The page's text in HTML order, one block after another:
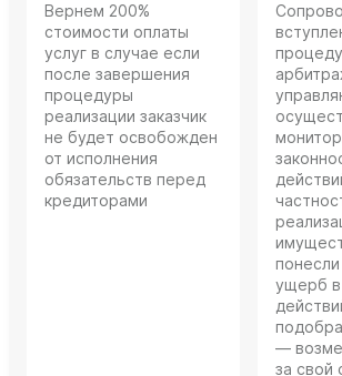
Вернем 200%
стоимости оплаты
услуг в случае если
после завершения
процедуры
реализации заказчик
не будет освобожден
от исполнения
обязательств перед
кредиторами
ущерб в
—
за свой